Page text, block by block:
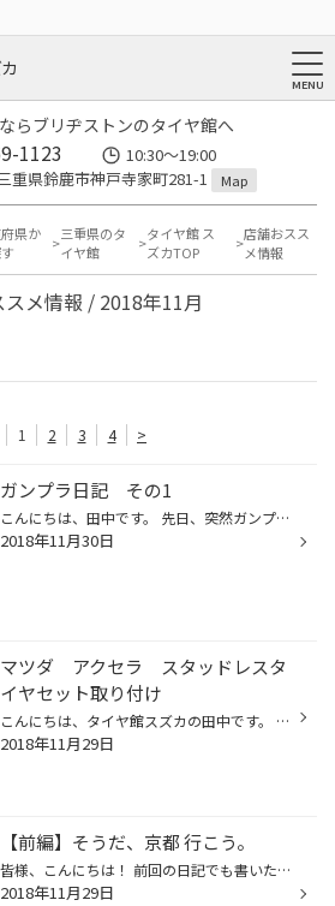
らブリヂストンのタイヤ館へ
1123
10:30～19:00
重県鈴鹿市神戸寺家町281-1
Map
県か
三重県のタ
イヤ館
タイヤ館 ス
ズカTOP
店舗おスス
メ情報
メ情報 / 2018年11月
1 2 3 4 >
ガンプラ日記 その1
こんにちは、田中です。 先日、突然ガンプラが作りたくなり買ってきました。 昔はMGをよく作っていたんですが、途中で飽きてしまうので今回はHGです。 この写真だけでも特徴的なパーツがいくつかあるので何が出来上がるのかわかる人にはわかると思います。 完成をお楽しみに～～
2018年11月30日
マツダ アクセラ スタッドレスタ
イヤセット取り付け
こんにちは、タイヤ館スズカの田中です。 本日の作業はマツダ アクセラのスタッドレスタイヤセット取り付けです。 タイヤ ２０５／６０Ｒ６ ブリヂストン ブリザックＶＲＸ2 ホイール 16インチ ブリヂストン バルミナＴ１０ タイヤホイール取りつけと同時に盗難防止用のナットも取り付けさせていた...
2018年11月29日
【前編】そうだ、京都 行こう。
皆様、こんにちは！ 前回の日記でも書いた通り、念願の京都紅葉の旅に行って参りましたっ(* ´ ▽ ` *)ﾉ 前回の日記で気にしてたお天気は生憎の曇り空と雨模様、、、 日頃の行いが良くないことは自分が一番解ってます、はい(￣▽￣;) 気を取り直して、先ず最初に京都御苑へ！ 本当はきちんと予約して、...
2018年11月29日